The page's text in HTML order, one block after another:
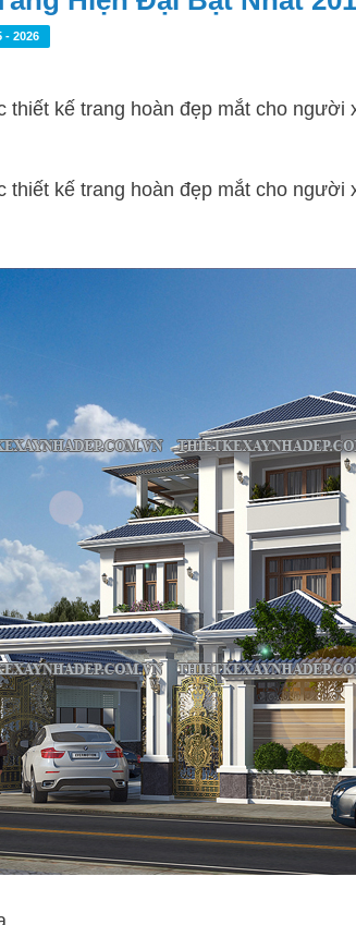
- 2026
kế trang hoàn đẹp mắt cho người
kế trang hoàn đẹp mắt cho người